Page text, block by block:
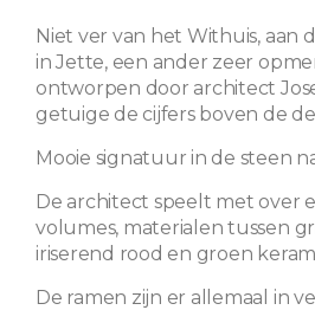
Niet ver van het Withuis, aan
in Jette, een ander zeer
ontworpen door architect
getuige de cijfers boven de
Mooie signatuur in de steen
De architect speelt met over
volumes, materialen tussen
iriserend rood en groen
De ramen zijn er allemaal in